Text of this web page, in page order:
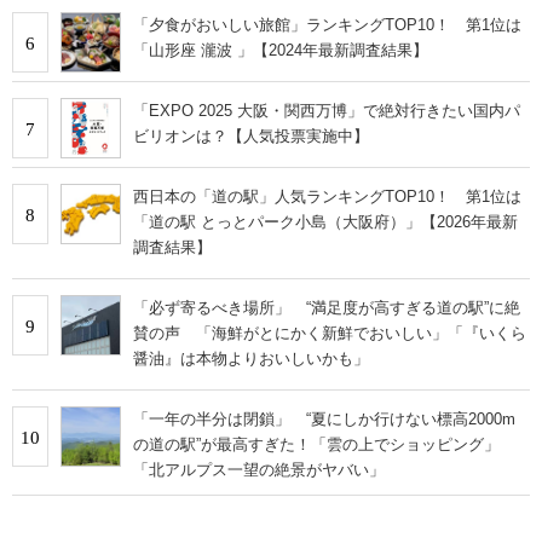
6
「夕食がおいしい旅館」ランキングTOP10！ 第1位は
「山形座 瀧波 」【2024年最新調査結果】
7
「EXPO 2025 大阪・関西万博」で絶対行きたい国内パ
ビリオンは？【人気投票実施中】
8
西日本の「道の駅」人気ランキングTOP10！ 第1位は
「道の駅 とっとパーク小島（大阪府）」【2026年最新
調査結果】
9
「必ず寄るべき場所」 “満足度が高すぎる道の駅”に絶
賛の声 「海鮮がとにかく新鮮でおいしい」「『いくら
醤油』は本物よりおいしいかも」
10
「一年の半分は閉鎖」 “夏にしか行けない標高2000m
の道の駅”が最高すぎた！「雲の上でショッピング」
「北アルプス一望の絶景がヤバい」